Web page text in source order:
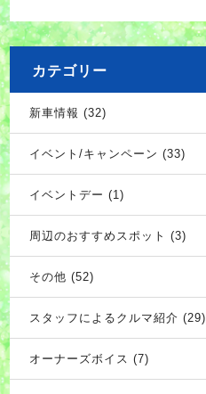
カテゴリー
新車情報 (32)
イベント/キャンペーン (33)
イベントデー (1)
周辺のおすすめスポット (3)
その他 (52)
スタッフによるクルマ紹介 (29)
オーナーズボイス (7)